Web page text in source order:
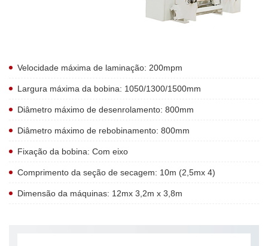
Velocidade máxima de laminação: 200mpm
Largura máxima da bobina: 1050/1300/1500mm
Diâmetro máximo de desenrolamento: 800mm
Diâmetro máximo de rebobinamento: 800mm
Fixação da bobina: Com eixo
Comprimento da seção de secagem: 10m (2,5mx 4)
Dimensão da máquinas: 12mx 3,2m x 3,8m